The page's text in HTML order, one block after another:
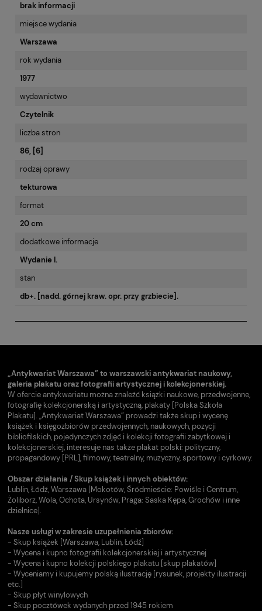
brak informacji
miejsce wydania
Warszawa
rok wydania
1977
wydawnictwo
Czytelnik
liczba stron
86, [6]
rodzaj oprawy
tekturowa
format
20 cm
dodatkowe informacje
Wydanie I.
stan
db+. [nadd. górnej kraw. opr. przy grzbiecie].
„Antykwariat Warszawa” to warszawski antykwariat naukowy,
galeria plakatu oraz fotografii artystycznej i kolekcjonerskiej.
W ofercie antykwariatu można znaleźć książki naukowe, przedwojenne,
fotografię kolekcjonerską i artystyczną, plakaty [Polska Szkoła
Plakatu]. „Antykwariat Warszawa” prowadzi także skup i wycenę
książek i księgozbiorów przedwojennych, naukowych, pozycji
bibliofilskich, pojedynczych zdjęć i kolekcji fotografii zabytkowej i
kolekcjonerskiej, interesuje nas także plakat polski: polityczny,
propagandowy [PRL], filmowy, teatralny, muzyczny, sportowy i cyrkowy.
Obszar działania / Skup książek i innych obiektów:
Lublin, Łódź, Warszawa [Mokotów, Śródmieście: Powiśle i Centrum,
Żoliborz, Wola, Ochota, Ursynów, Praga: Saska Kępa, Grochów i inne
dzielnice].
Nasze usługi w zakresie uzupełnienia zbiorów:
- Skup książek [Warszawa, Lublin, Łódź]
- Wycena i kupno fotografii kolekcjonerskiej i artystycznej
- Wycena i kupno kolekcji polskiego plakatu [skup plakatów]
- Wyceniamy i kupujemy polską ilustrację [rysunek, projekty ilustracji
etc.]
- Skup płyt winylowych
- Skup pocztówek wydanych przed 1945 rokiem